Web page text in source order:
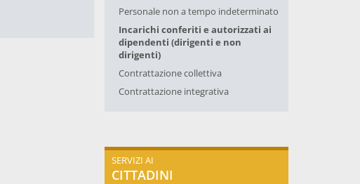
Personale non a tempo indeterminato
Incarichi conferiti e autorizzati ai
dipendenti (dirigenti e non
dirigenti)
Contrattazione collettiva
Contrattazione integrativa
SERVIZI AI
CITTADINI